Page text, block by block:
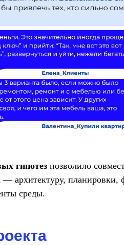
гипотез позволило
архитектуру,
среды.